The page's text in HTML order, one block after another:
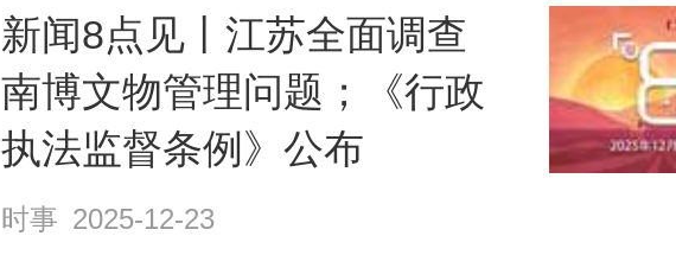
新闻8点见丨江苏全面调查
南博文物管理问题；《行政
执法监督条例》公布
时事 2025-12-23